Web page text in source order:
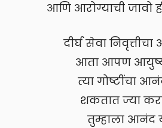
आणि आरोग्याची जावो
दीर्घ सेवा
आता आपण
त्या गोष्टींचा
शकतात ज्या
तुम्हाला आनंद